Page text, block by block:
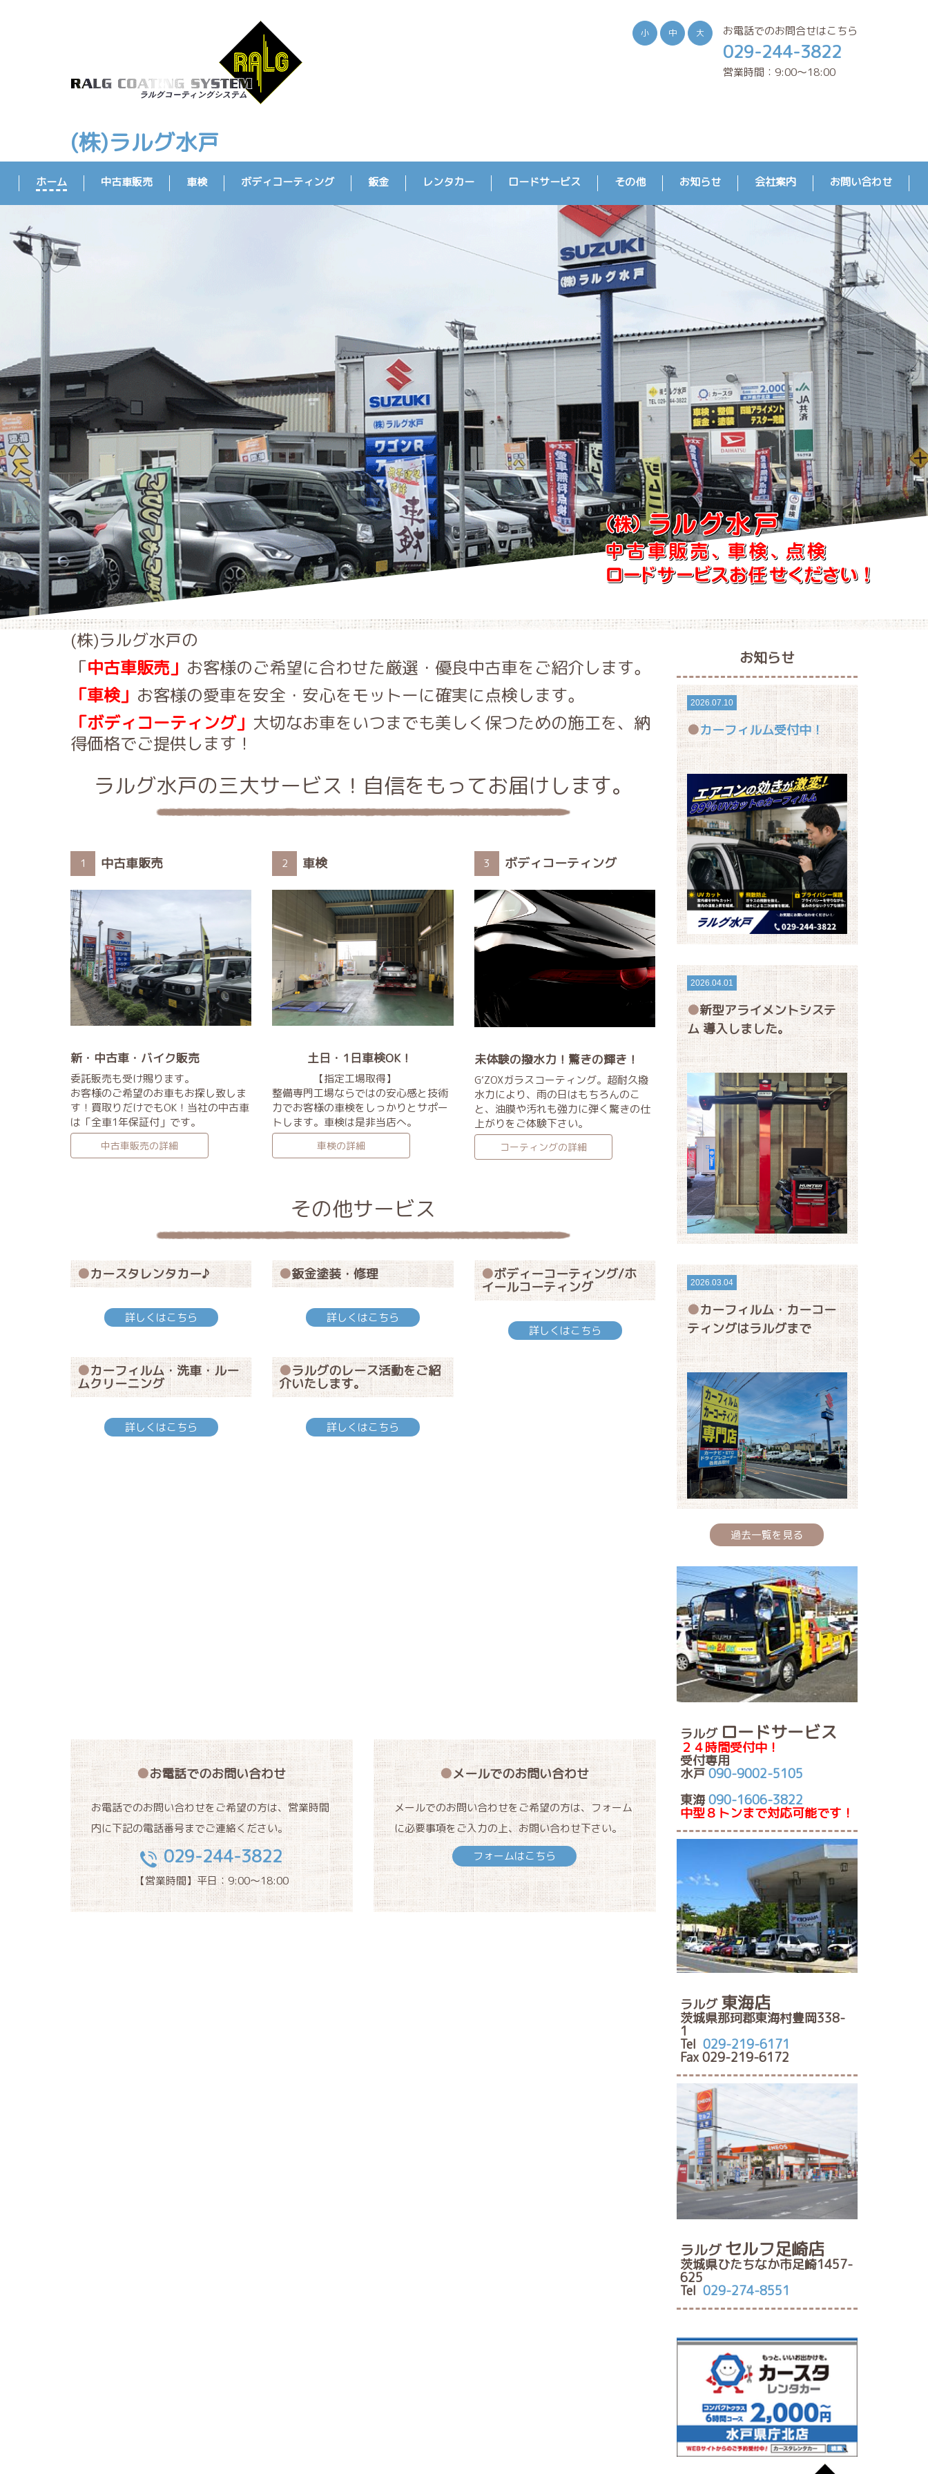
(株)ラルグ水戸
お電話でのお問合せはこちら
029-244-3822
営業時間：9:00～18:00
小 中 大
ホーム 中古車販売 車検 ボディコーティング 鈑金 レンタカー ロードサービス その他 お知らせ 会社案内 お問い合わせ
(株)ラルグ水戸の
「中古車販売」 お客様のご希望に合わせた厳選・優良中古車をご紹介します。
「車検」 お客様の愛車を安全・安心をモットーに確実に点検します。
「ボディコーティング」 大切なお車をいつまでも美しく保つための施工を、納
得価格でご提供します！
ラルグ水戸の三大サービス！自信をもってお届けします。
1 中古車販売
新・中古車・バイク販売
委託販売も受け賜ります。
お客様のご希望のお車もお探し致しま
す！買取りだけでもOK！当社の中古車
は「全車1年保証付」です。
2 車検
土日・1日車検OK！
【指定工場取得】
整備専門工場ならではの安心感と技術
力でお客様の車検をしっかりとサポー
トします。車検は是非当店へ。
3 ボディコーティング
未体験の撥水力！驚きの輝き！
G‘ZOXガラスコーティング。超耐久撥
水力により、雨の日はもちろんのこ
と、油膜や汚れも強力に弾く驚きの仕
上がりをご体験下さい。
その他サービス
カースタレンタカー♪
詳しくはこちら
鈑金塗装・修理
詳しくはこちら
ボディーコーティング/ホ
イールコーティング
詳しくはこちら
カーフィルム・洗車・ルー
ムクリーニング
詳しくはこちら
ラルグのレース活動をご紹
介いたします。
詳しくはこちら
お電話でのお問い合わせ
お電話でのお問い合わせをご希望の方は、営業時間
内に下記の電話番号までご連絡ください。
TEL
029-244-3822
【営業時間】平日：9:00～18:00
メールでのお問い合わせ
メールでのお問い合わせをご希望の方は、フォーム
に必要事項をご入力の上、お問い合わせ下さい。
フォームはこちら
お知らせ
2026.07.10
カーフィルム受付中！
2026.04.01
新型アライメントシステ
ム 導入しました。
2026.03.04
カーフィルム・カーコー
ティングはラルグまで
過去一覧を見る
ラルグ ロードサービス
２４時間受付中！
受付専用
水戸 090-9002-5105
東海090-1606-3822
中型８トンまで対応可能です！
ラルグ 東海店
茨城県那珂郡東海村豊岡338-
1
Tel 029-219-6171
Fax 029-219-6172
ラルグセルフ足崎店
茨城県ひたちなか市足崎1457-
625
Tel 029-274-8551